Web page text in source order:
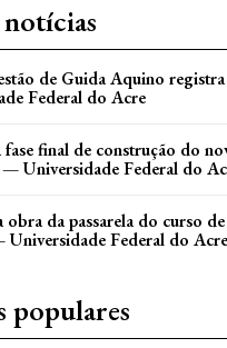
de Guida Aquino
Federal do Acre
final de construção do
— Universidade Federal do
da passarela do curso
Universidade Federal do Acre
populares